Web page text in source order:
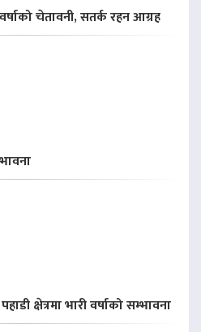
चेतावनी, सतर्क रहन आग्रह
क्षेत्रमा भारी वर्षाको सम्भावना